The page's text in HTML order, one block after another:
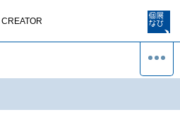
CREATOR